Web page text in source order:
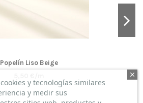
Popelín Liso Beige
y tecnologías similares
y medir sus